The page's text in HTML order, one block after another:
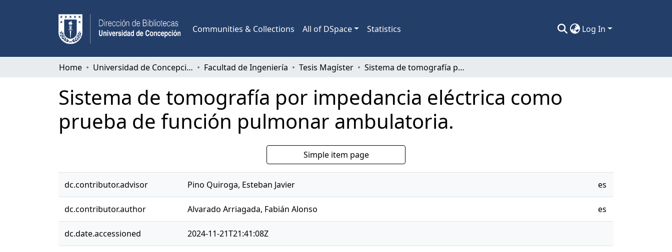
Communities & Collections All of DSpace Statistics Log In
Home Universidad de Concepción Facultad de Ingeniería Tesis Magíster Sistema de tomografía por impedancia eléctrica como prueba de función pulmonar ambulatoria.
Sistema de tomografía por impedancia eléctrica como
prueba de función pulmonar ambulatoria.
Simple item page
dc.contributor.advisor Pino Quiroga, Esteban Javier es
dc.contributor.author Alvarado Arriagada, Fabián Alonso es
dc.date.accessioned 2024-11-21T21:41:08Z